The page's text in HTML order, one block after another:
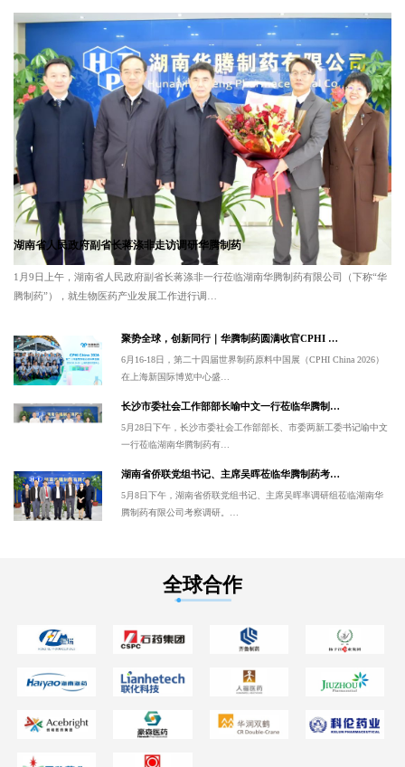
湖南省人民政府副省长蒋涤非走访调研华腾制药
1月9日上午，湖南省人民政府副省长蒋涤非一行莅临湖南华腾制药有限公司（下称“华
腾制药”），就生物医药产业发展工作进行调…
聚势全球，创新同行｜华腾制药圆满收官CPHI …
6月16-18日，第二十四届世界制药原料中国展（CPHI China 2026）
在上海新国际博览中心盛…
长沙市委社会工作部部长喻中文一行莅临华腾制…
5月28日下午，长沙市委社会工作部部长、市委两新工委书记喻中文
一行莅临湖南华腾制药有…
湖南省侨联党组书记、主席吴晖莅临华腾制药考…
5月8日下午，湖南省侨联党组书记、主席吴晖率调研组莅临湖南华
腾制药有限公司考察调研。…
全球合作